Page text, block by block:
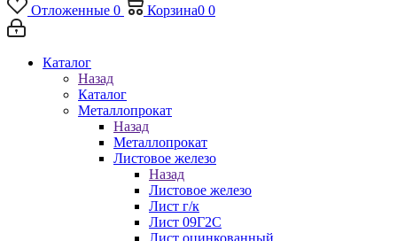
Отложенные 0 Корзина0 0
Каталог
Назад
Каталог
Металлопрокат
Назад
Металлопрокат
Листовое железо
Назад
Листовое железо
Лист г/к
Лист 09Г2С
Лист оцинкованный